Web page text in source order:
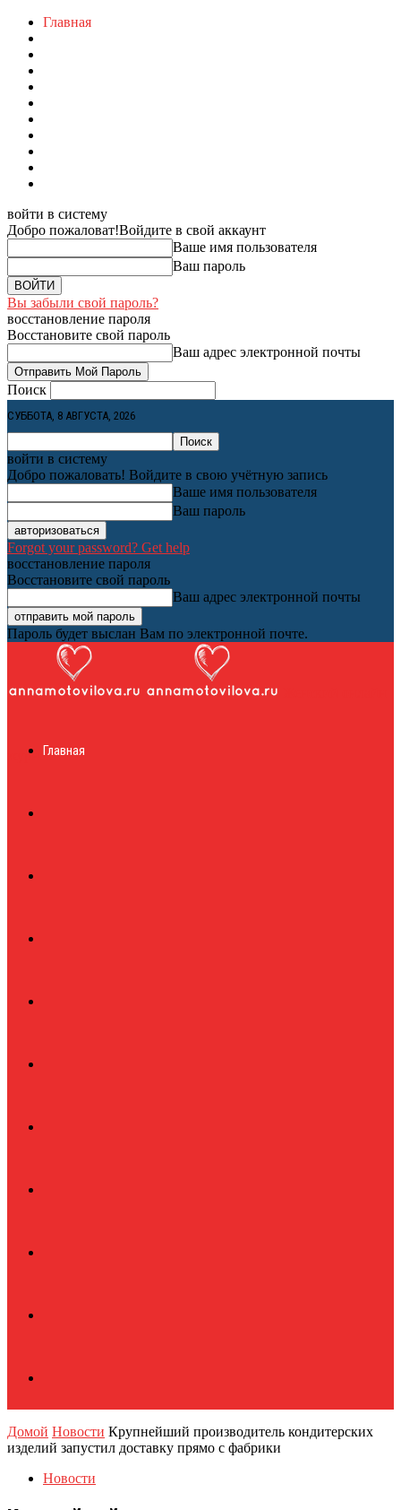
Главная
войти в систему
Добро пожаловат!Войдите в свой аккаунт
Ваше имя пользователя
Ваш пароль
Вы забыли свой пароль?
восстановление пароля
Восстановите свой пароль
Ваш адрес электронной почты
Поиск
СУББОТА, 8 АВГУСТА, 2026
войти в систему
Добро пожаловать! Войдите в свою учётную запись
Ваше имя пользователя
Ваш пароль
Forgot your password? Get help
восстановление пароля
Восстановите свой пароль
Ваш адрес электронной почты
Пароль будет выслан Вам по электронной почте.
журналГлавная
Домой Новости Крупнейший производитель кондитерских
изделий запустил доставку прямо с фабрики
Новости